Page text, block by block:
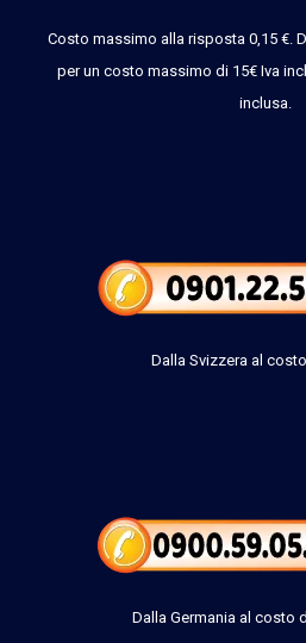
Costo massimo alla risposta 0,15 €.
per un costo massimo di 15€ Iva
inclusa.
Dalla Svizzera al
Dalla Germania al costo